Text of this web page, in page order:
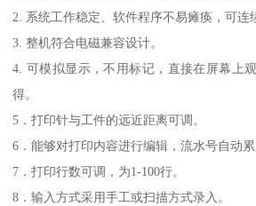
2. 系统工作稳定、软件程序不易瘫痪，可连
3. 整机符合电磁兼容设计。
4. 可模拟显示，不用标记，直接在屏幕上
得。
5．打印针与工件的远近距离可调。
6．能够对打印内容进行编辑，流水号自动累
7．打印行数可调，为1-100行。
8．输入方式采用手工或扫描方式录入。